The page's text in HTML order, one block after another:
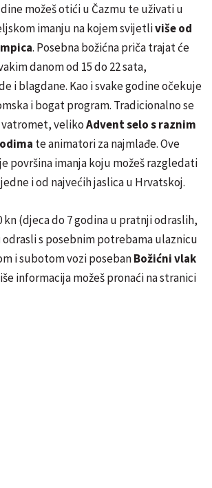
možeš otići u Čazmu te uživati u
imanju na kojem svijetliviše od
. Posebna božićna priča trajat će
danom od 15 do 22 sata,
i blagdane. Kao i svake godine očekuje
i bogat program. Tradicionalno se
vatromet, velikoAdvent selo s raznim
te animatori za najmlađe. Ove
površina imanja koju možeš razgledati
i od najvećih jaslica u Hrvatskoj.
kn (djeca do 7 godina u pratnji odraslih,
s posebnim potrebama ulaznicu
i subotom vozi posebanBožićni vlak
informacija možeš pronaći na stranici